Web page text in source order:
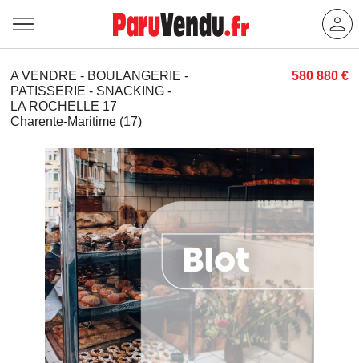
A VENDRE - BOULANGERIE -
PATISSERIE - SNACKING -
LA ROCHELLE 17
Charente-Maritime (17)
580 880 €